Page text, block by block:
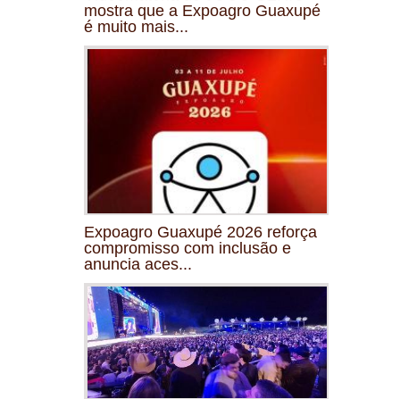
mostra que a Expoagro Guaxupé
é muito mais...
Expoagro Guaxupé 2026 reforça
compromisso com inclusão e
anuncia aces...